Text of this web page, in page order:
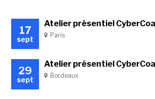
17
sept
Atelier présentiel
Paris
29
sept
Atelier présentiel
Bordeaux